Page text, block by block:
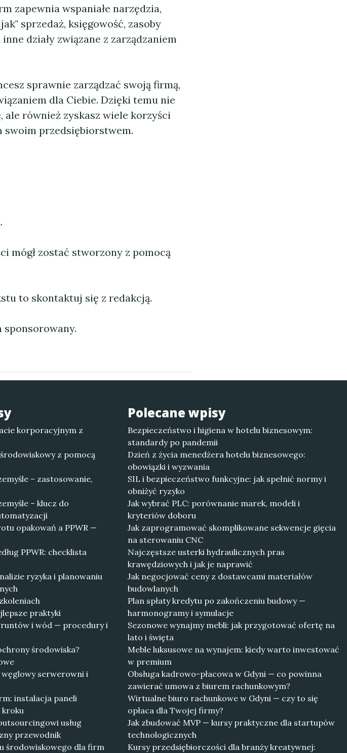
zapewnia wspaniałe narzędzia,
sprzedaż, księgowość, zasoby
działy związane z zarządzaniem
sprawnie zarządzać swoją firmą,
dla Ciebie. Dzięki temu nie
ale również zyskasz wiele korzyści
swoim przedsiębiorstwem.
mógł zostać stworzony z pomocą
to skontaktuj się z redakcją.
sponsorowany.
korporacyjnym z
z pomocą
– zastosowanie,
– klucz do
opakowań a PPWR —
PPWR: checklista
ryzyka i planowaniu
praktyki
i wód — procedury i
środowiska?
węglowy serwerowni i
instalacja paneli
usług
przewodnik
środowiskowego dla firm
Polecane wpisy
Bezpieczeństwo i higiena w hotelu biznesowym:
standardy po pandemii
Dzień z życia menedżera hotelu biznesowego:
obowiązki i wyzwania
SIL i bezpieczeństwo funkcyjne: jak spełnić normy i
obniżyć ryzyko
Jak wybrać PLC: porównanie marek, modeli i
kryteriów doboru
Jak zaprogramować skomplikowane sekwencje gięcia
na sterowaniu CNC
Najczęstsze usterki hydraulicznych pras
krawędziowych i jak je naprawić
Jak negocjować ceny z dostawcami materiałów
budowlanych
Plan spłaty kredytu po zakończeniu budowy —
harmonogramy i symulacje
Sezonowe wynajmy mebli: jak przygotować ofertę na
lato i święta
Meble luksusowe na wynajem: kiedy warto inwestować
w premium
Obsługa kadrowo-płacowa w Gdyni — co powinna
zawierać umowa z biurem rachunkowym?
Wirtualne biuro rachunkowe w Gdyni — czy to się
opłaca dla Twojej firmy?
Jak zbudować MVP — kursy praktyczne dla startupów
technologicznych
Kursy przedsiębiorczości dla branży kreatywnej: